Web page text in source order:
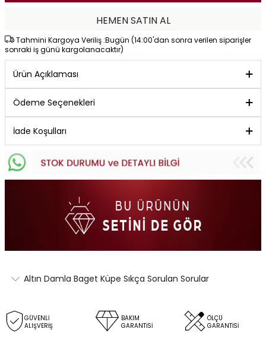
HEMEN SATIN AL
Tahmini Kargoya Veriliş :Bugün (14:00'dan sonra verilen siparişler
sonraki iş günü kargolanacaktır)
Ürün Açıklaması
Ödeme Seçenekleri
İade Koşulları
Altın Damla Baget Küpe Sıkça Sorulan Sorular
GÜVENLİ
ALIŞVERİŞ
BAKIM
GARANTİSİ
ÖLÇÜ
GARANTİSİ